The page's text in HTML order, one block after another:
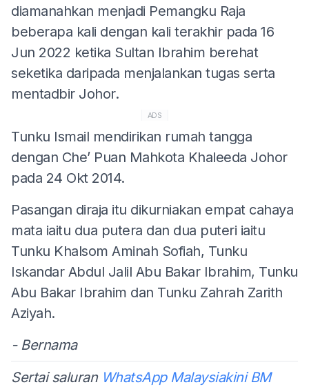
diamanahkan menjadi Pemangku Raja
beberapa kali dengan kali terakhir pada 16
Jun 2022 ketika Sultan Ibrahim berehat
seketika daripada menjalankan tugas serta
mentadbir Johor.
ADS
Tunku Ismail mendirikan rumah tangga
dengan Che’ Puan Mahkota Khaleeda Johor
pada 24 Okt 2014.
Pasangan diraja itu dikurniakan empat cahaya
mata iaitu dua putera dan dua puteri iaitu
Tunku Khalsom Aminah Sofiah, Tunku
Iskandar Abdul Jalil Abu Bakar Ibrahim, Tunku
Abu Bakar Ibrahim dan Tunku Zahrah Zarith
Aziyah.
- Bernama
Sertai saluran WhatsApp Malaysiakini BM